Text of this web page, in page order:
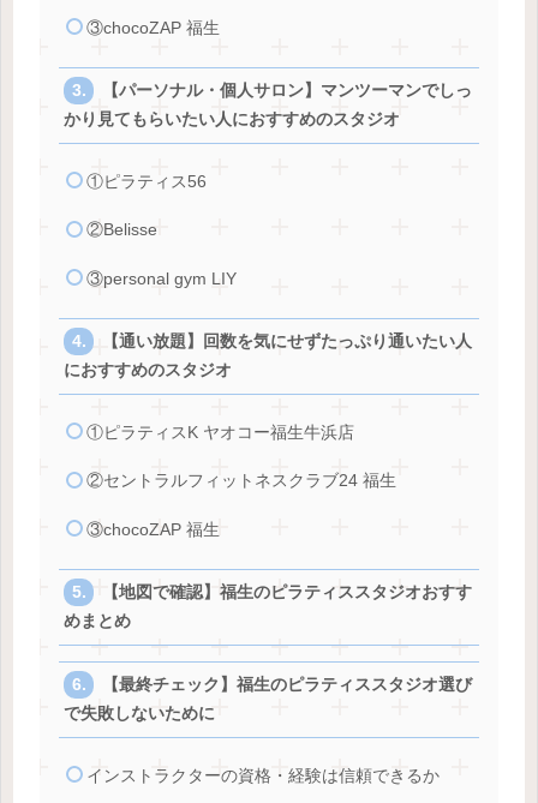
③chocoZAP 福生
【パーソナル・個人サロン】マンツーマンでしっ
かり見てもらいたい人におすすめのスタジオ
①ピラティス56
②Belisse
③personal gym LIY
【通い放題】回数を気にせずたっぷり通いたい人
におすすめのスタジオ
①ピラティスK ヤオコー福生牛浜店
②セントラルフィットネスクラブ24 福生
③chocoZAP 福生
【地図で確認】福生のピラティススタジオおすす
めまとめ
【最終チェック】福生のピラティススタジオ選び
で失敗しないために
インストラクターの資格・経験は信頼できるか